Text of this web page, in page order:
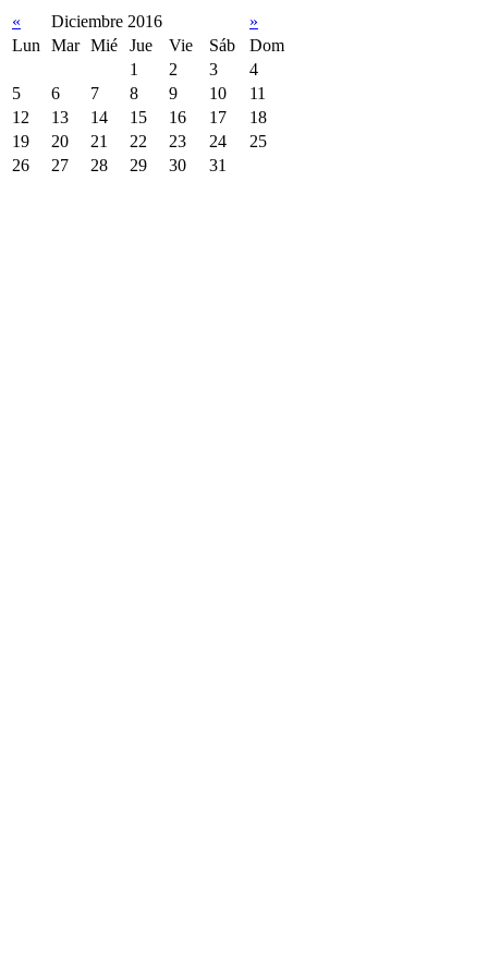
« Diciembre 2016
»
Lun
Mar Mié Jue Vie Sáb
Dom
1
2 3
4
5
6 7 8 9 10
11
12
13 14 15 16 17
18
19
20 21 22 23 24
25
26
27 28 29 30 31